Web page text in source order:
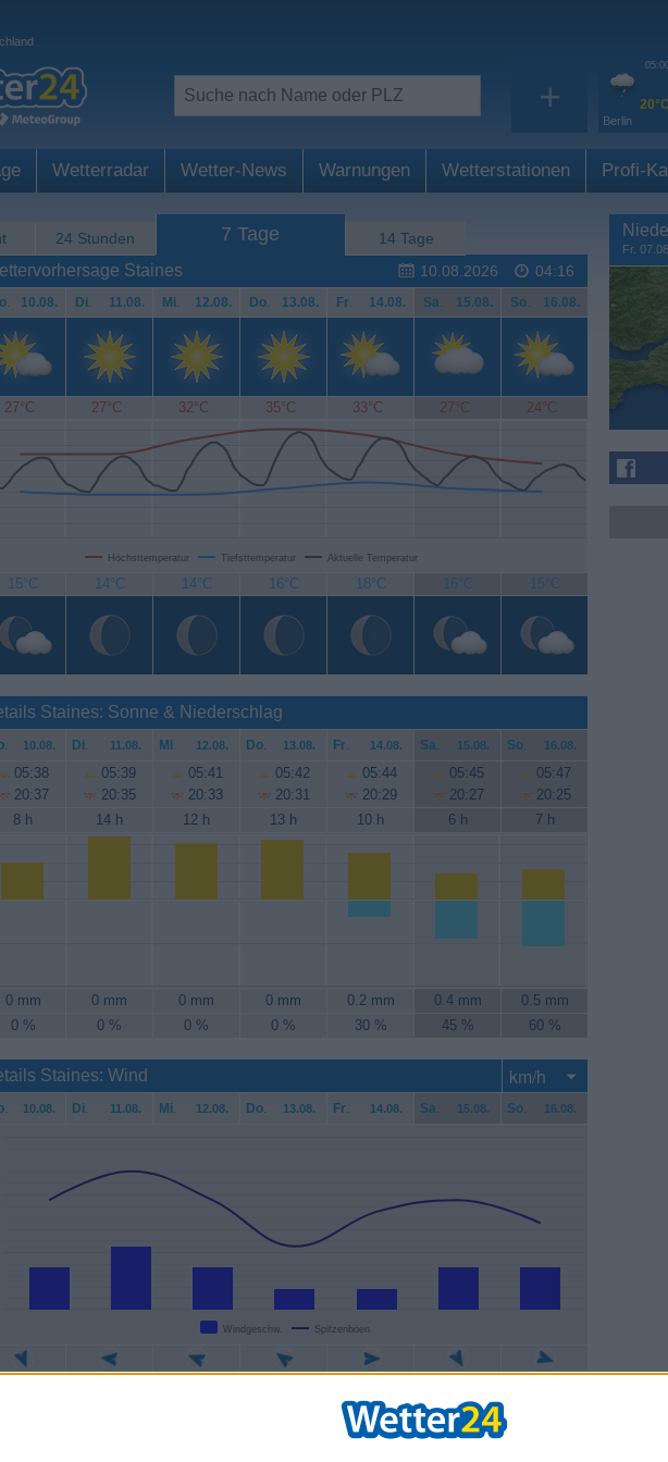
+ 20°C
Berlin
Wetterradar Wetter-News Warnungen Wetterstationen Profi-
24 Stunden 7 Tage
14 Tage
10.08.2026
04:16
Staines
. 10.08. Di. 11.08. Mi. 12.08. Do. 13.08. Fr. 14.08. Sa. 15.08. So. 16.08.
27°C 27°C 32°C 35°C 33°C 27°C 24°C
Höchsttemperatur Tiefsttemperatur Aktuelle Temperatur
15°C 14°C 14°C 16°C 18°C 16°C 15°C
Staines: Sonne & Niederschlag
. 10.08. Di. 11.08. Mi. 12.08. Do. 13.08. Fr. 14.08. Sa. 15.08. So. 16.08.
05:38
20:37
05:39
20:35
05:41
20:33
05:42
20:31
05:44
20:29
05:45
20:27
05:47
20:25
8 h
14 h 12 h 13 h 10 h 6 h 7 h
0 mm 0 mm 0 mm 0 mm 0.2 mm 0.4 mm
0.5 mm
0 % 0 % 0 % 0 % 30 % 45 % 60 %
Staines: Wind
. 10.08. Di. 11.08. Mi. 12.08. Do. 13.08. Fr. 14.08. Sa. 15.08. So. 16.08.
Windgeschw. Spitzenböen
17 km/h 19 km/h
Fr.